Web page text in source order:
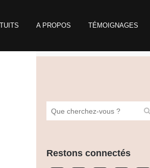
A PROPOS TÉMOIGNAGES
Restons connectés